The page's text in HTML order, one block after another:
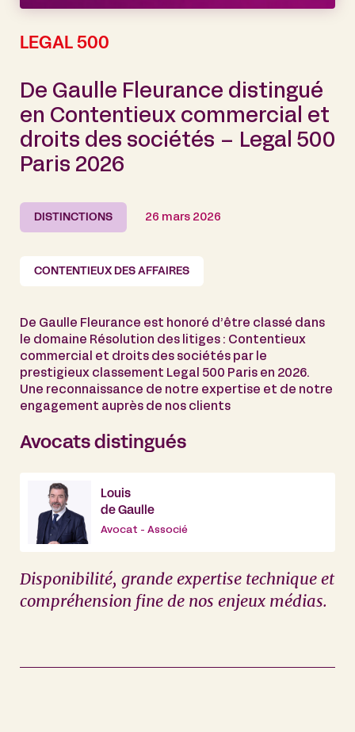
LEGAL 500
De Gaulle Fleurance distingué
en Contentieux commercial et
droits des sociétés – Legal 500
Paris 2026
DISTINCTIONS 26 mars 2026
CONTENTIEUX DES AFFAIRES
De Gaulle Fleurance est honoré d’être classé dans
le domaine Résolution des litiges : Contentieux
commercial et droits des sociétés par le
prestigieux classement Legal 500 Paris en 2026.
Une reconnaissance de notre expertise et de notre
engagement auprès de nos clients
Avocats distingués
Louis
de Gaulle
Avocat - Associé
Disponibilité, grande expertise technique et
compréhension fine de nos enjeux médias.